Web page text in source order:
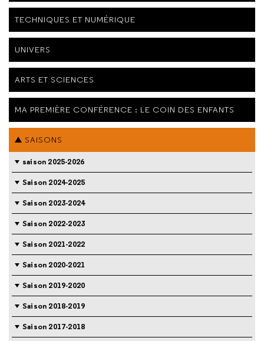
TECHNIQUES ET NUMÉRIQUE
UNIVERS
ARTS ET SCIENCES
MA PREMIÈRE CONFÉRENCE : LE COIN DES ENFANTS
SAISONS
saison 2025-2026
Saison 2024-2025
Saison 2023-2024
Saison 2022-2023
Saison 2021-2022
Saison 2020-2021
Saison 2019-2020
Saison 2018-2019
Saison 2017-2018